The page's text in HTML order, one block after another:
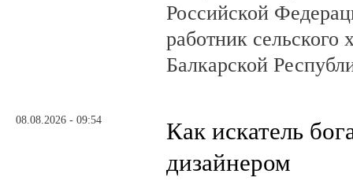
Российской
работник сельского
Балкарской
08.08.2026 - 09:54
Как искатель
дизайнером